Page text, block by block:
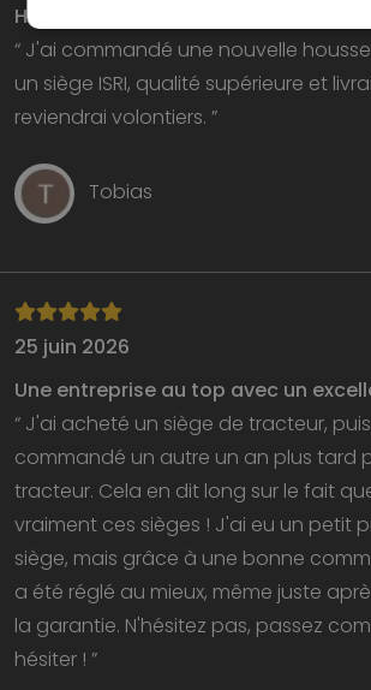
Housse de siège ISRI
“ J'ai commandé une nouvelle
un siège ISRI, qualité supérieure et
reviendrai volontiers. ”
Tobias
25 juin 2026
Une entreprise au top avec un
“ J'ai acheté un siège de tracteur,
commandé un autre un an plus tard
tracteur. Cela en dit long sur le fait
vraiment ces sièges ! J'ai eu un petit
siège, mais grâce à une bonne
a été réglé au mieux, même juste
la garantie. N'hésitez pas, passez
hésiter ! ”